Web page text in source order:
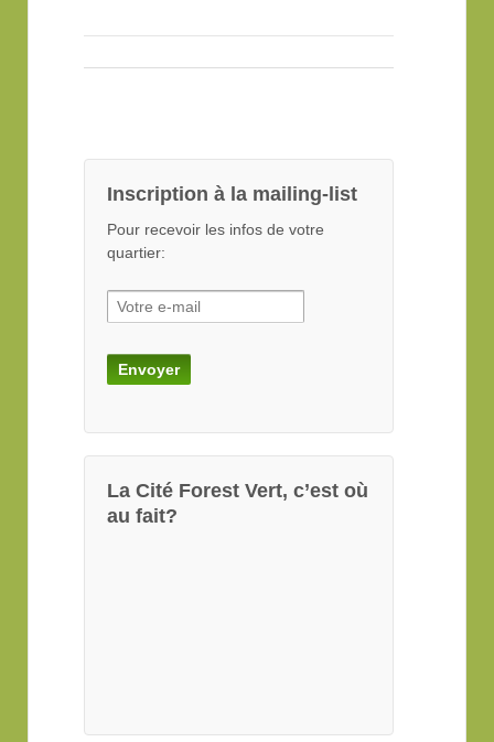
Inscription à la mailing-list
Pour recevoir les infos de votre
quartier:
La Cité Forest Vert, c’est où
au fait?